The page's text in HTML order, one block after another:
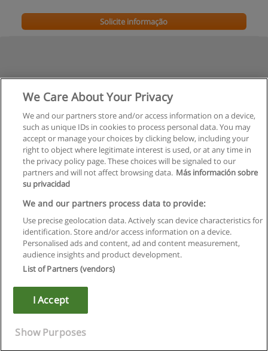
Solicite informação
Regras de uso
Privacidade de dados
Copyright © Educaedu Business S.L. - CIF : B-95610580: -
We Care About Your Privacy
We and our partners store and/or access information on a device,
such as unique IDs in cookies to process personal data. You may
accept or manage your choices by clicking below, including your
right to object where legitimate interest is used, or at any time in
the privacy policy page. These choices will be signaled to our
partners and will not affect browsing data. Más información sobre
su privacidad
We and our partners process data to provide:
Use precise geolocation data. Actively scan device characteristics for
identification. Store and/or access information on a device.
Personalised ads and content, ad and content measurement,
audience insights and product development.
List of Partners (vendors)
I Accept
Show Purposes